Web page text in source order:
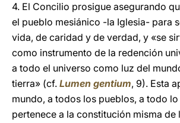
4. El Concilio prosigue asegurando
el pueblo mesiánico -la Iglesia- para
vida, de caridad y de verdad, y «se
como instrumento de la redención
a todo el universo como luz del
tierra» (cf. Lumen gentium, 9). Esta
mundo, a todos los pueblos, a todo lo
pertenece a la constitución misma de